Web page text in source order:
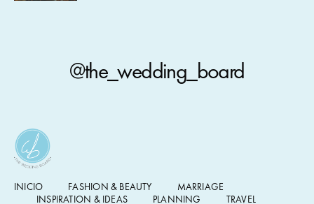
@the_wedding_board
INICIO FASHION & BEAUTY
MARRIAGE
INSPIRATION & IDEAS
PLANNING TRAVEL